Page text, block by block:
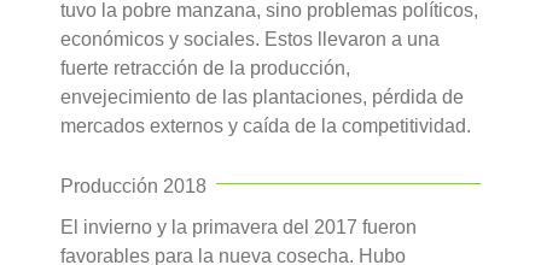
tuvo la pobre manzana, sino problemas políticos,
económicos y sociales. Estos llevaron a una
fuerte retracción de la producción,
envejecimiento de las plantaciones, pérdida de
mercados externos y caída de la competitividad.
Producción 2018
El invierno y la primavera del 2017 fueron
favorables para la nueva cosecha. Hubo